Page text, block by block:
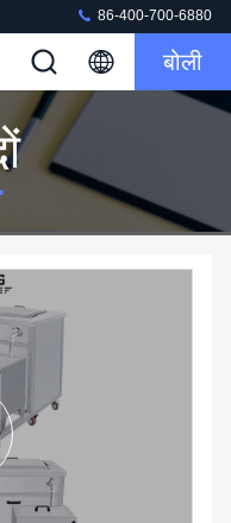
86-400-700-6880
बोली